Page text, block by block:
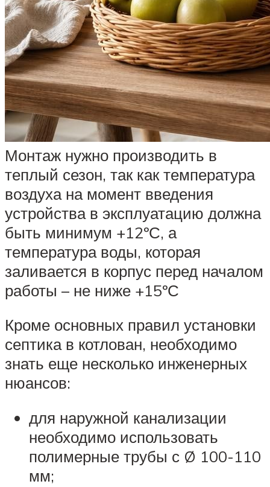
Монтаж нужно производить в
теплый сезон, так как температура
воздуха на момент введения
устройства в эксплуатацию должна
быть минимум +12ºС, а
температура воды, которая
заливается в корпус перед началом
работы – не ниже +15ºС
Кроме основных правил установки
септика в котлован, необходимо
знать еще несколько инженерных
нюансов:
для наружной канализации
необходимо использовать
полимерные трубы с Ø 100-110
мм;